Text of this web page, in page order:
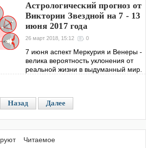
Сатурна, отличный день для встречи
давних друзей. 3 июня соединение
Венеры и
Астрологический прогноз от
Виктории Звездной на 7 - 13
июня 2017 года
26 март 2018, 15:12 0
7 июня аспект Меркурия и Венеры -
велика вероятность уклонения от
реальной жизни в выдуманный мир.
и остротой ума. 9 июня cекстиль
Назад
Далее
Читаемое